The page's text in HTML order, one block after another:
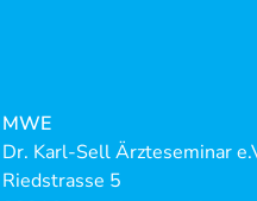
MWE
Dr. Karl-Sell Ärzteseminar
Riedstrasse 5